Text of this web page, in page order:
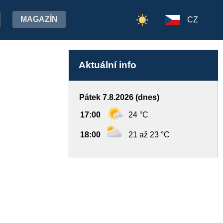
MAGAZÍN CZ
Aktuální info
Pátek 7.8.2026 (dnes)
17:00 24 °C
18:00 21 až 23 °C